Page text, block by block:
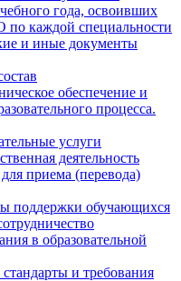
года, освоивших
каждой специальности
и иные документы
обеспечение и
процесса.
услуги
деятельность
приема (перевода)
поддержки обучающихся
в образовательной
и требования